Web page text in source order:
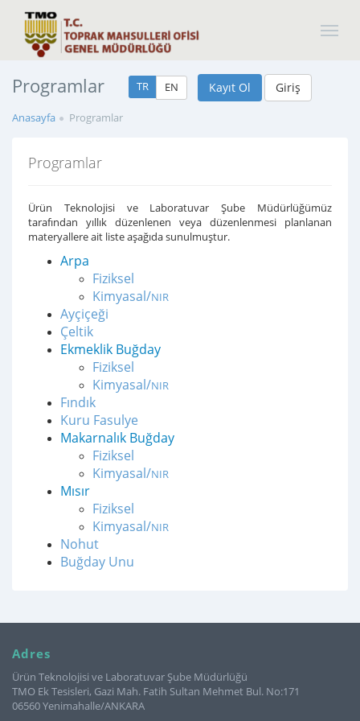
TR EN Kayıt Ol Giriş
Programlar
Anasayfa Programlar
Programlar
Ürün Teknolojisi ve Laboratuvar Şube Müdürlüğümüz
tarafından yıllık düzenlenen veya düzenlenmesi planlanan
materyallere ait liste aşağıda sunulmuştur.
Arpa
Fiziksel
Kimyasal/NIR
Ayçiçeği
Çeltik
Ekmeklik Buğday
Fiziksel
Kimyasal/NIR
Fındık
Kuru Fasulye
Makarnalık Buğday
Fiziksel
Kimyasal/NIR
Mısır
Fiziksel
Kimyasal/NIR
Nohut
Buğday Unu
Adres
Ürün Teknolojisi ve Laboratuvar Şube Müdürlüğü
TMO Ek Tesisleri, Gazi Mah. Fatih Sultan Mehmet Bul. No:171
06560 Yenimahalle/ANKARA